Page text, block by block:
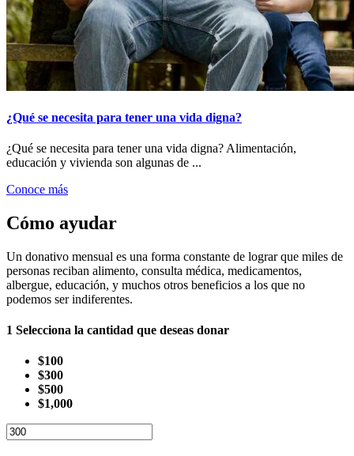
¿Qué se necesita para tener una vida digna?
¿Qué se necesita para tener una vida digna? Alimentación,
educación y vivienda son algunas de ...
Conoce más
Cómo ayudar
Un donativo mensual es una forma constante de lograr que miles de
personas reciban alimento, consulta médica, medicamentos,
albergue, educación, y muchos otros beneficios a los que no
podemos ser indiferentes.
1 Selecciona la cantidad que deseas donar
$100
$300
$500
$1,000